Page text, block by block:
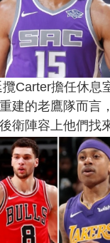
Carter擔任休息
建的老鷹隊而言
衛陣容上他們找